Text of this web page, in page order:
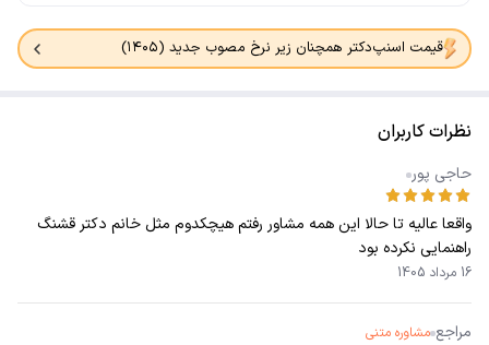
قیمت اسنپ‌دکتر همچنان زیر نرخ مصوب جدید (۱۴۰۵)
نظرات کاربران
حاجی پور
واقعا عالیه تا حالا این همه مشاور رفتم هیچکدوم مثل خانم دکتر قشنگ
راهنمایی نکرده بود
16 مرداد 1405
مراجع مشاوره متنی